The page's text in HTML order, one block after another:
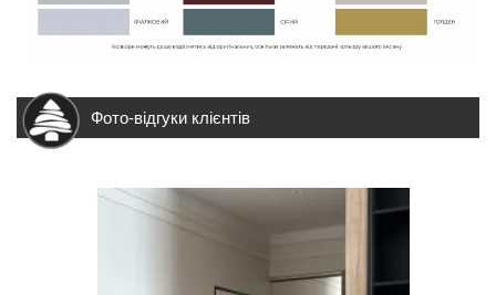
Фото-відгуки клієнтів